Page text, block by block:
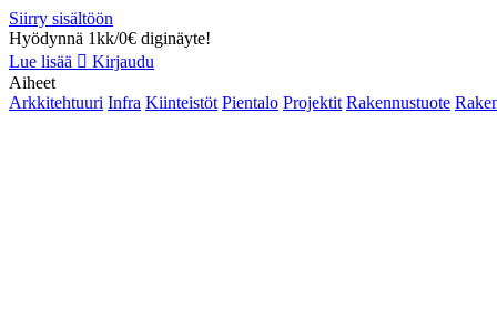
Siirry sisältöön
Hyödynnä 1kk/0€ diginäyte!
Lue lisää
Kirjaudu
Aiheet
Arkkitehtuuri Infra Kiinteistöt Pientalo Projektit Rakennustuote